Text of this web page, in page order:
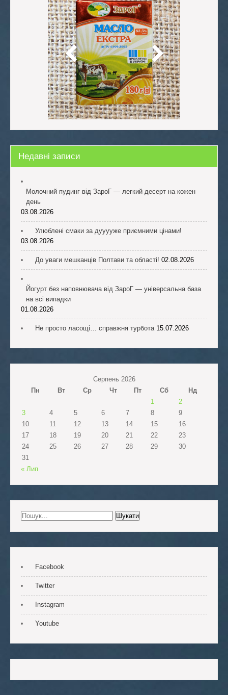
Недавні записи
Молочний пудинг від ЗароГ — легкий десерт на кожен
день
03.08.2026
Улюблені смаки за дууууже приємними цінами!
03.08.2026
До уваги мешканців Полтави та області! 02.08.2026
Йогурт без наповнювача від ЗароГ — універсальна база
на всі випадки
01.08.2026
Не просто ласощі… справжня турбота 15.07.2026
Серпень 2026
Пн
Вт Ср Чт Пт Сб
Нд
1
2
3
4 5 6 7 8
9
10
11 12 13 14 15
16
17
18 19 20 21 22
23
24
25 26 27 28 29
30
31
« Лип
Facebook
Twitter
Instagram
Youtube